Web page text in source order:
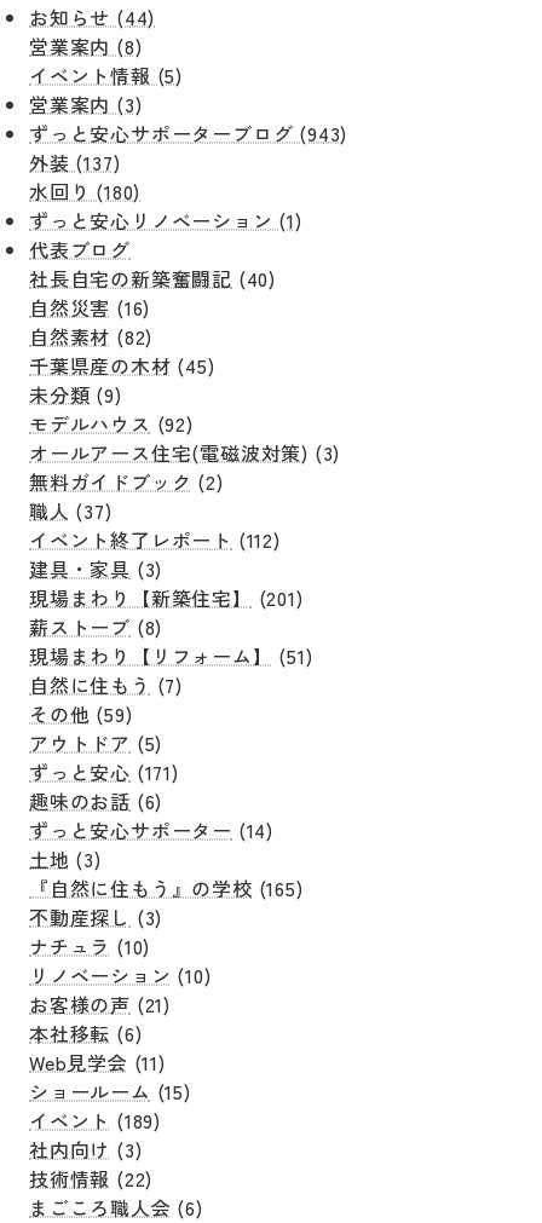
お知らせ (44)
営業案内 (8)
イベント情報 (5)
営業案内 (3)
ずっと安心サポーターブログ (943)
外装 (137)
水回り (180)
ずっと安心リノベーション (1)
代表ブログ
社長自宅の新築奮闘記 (40)
自然災害 (16)
自然素材 (82)
千葉県産の木材 (45)
未分類 (9)
モデルハウス (92)
オールアース住宅(電磁波対策) (3)
無料ガイドブック (2)
職人 (37)
イベント終了レポート (112)
建具・家具 (3)
現場まわり【新築住宅】
(201)
薪ストーブ (8)
現場まわり【リフォーム】
(51)
自然に住もう (7)
その他 (59)
アウトドア (5)
ずっと安心 (171)
趣味のお話 (6)
ずっと安心サポーター (14)
土地 (3)
『自然に住もう』の学校 (165)
不動産探し (3)
ナチュラ (10)
リノベーション (10)
お客様の声 (21)
本社移転 (6)
Web見学会 (11)
ショールーム (15)
イベント (189)
社内向け (3)
技術情報 (22)
まごころ職人会 (6)